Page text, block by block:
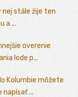
nej stále žije ten
a ...
overenie
lode p...
Kolumbie môžete
...